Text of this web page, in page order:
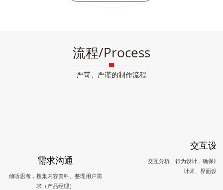
流程/Process
严苛、严谨的制作流程
需求沟通
倾听思考，搜集内容资料、整理用户需
求（产品经理）
交互设
交互分析、行为设计，确保最
计师、界面设